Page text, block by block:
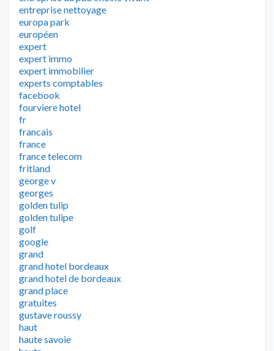
entreprise nettoyage
europa park
européen
expert
expert immo
expert immobilier
experts comptables
facebook
fourviere hotel
fr
francais
france
france telecom
fritland
george v
georges
golden tulip
golden tulipe
golf
google
grand
grand hotel bordeaux
grand hotel de bordeaux
grand place
gratuites
gustave roussy
haut
haute savoie